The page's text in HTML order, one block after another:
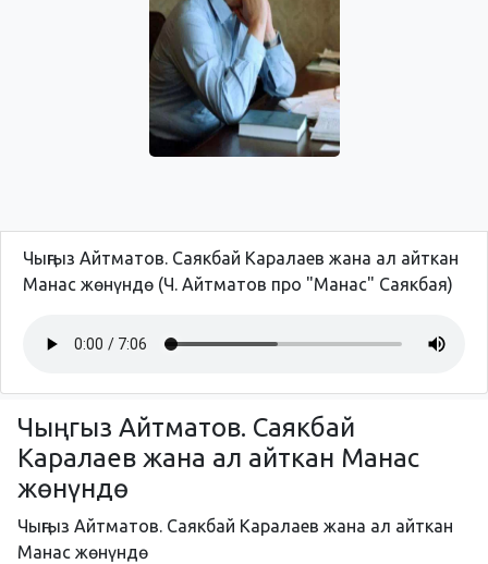
Чыңгыз Айтматов. Саякбай Каралаев жана ал айткан
Манас жөнүндө (Ч. Айтматов про "Манас" Саякбая)
Чыңгыз Айтматов. Саякбай
Каралаев жана ал айткан Манас
жөнүндө
Чыңгыз Айтматов. Саякбай Каралаев жана ал айткан
Манас жөнүндө